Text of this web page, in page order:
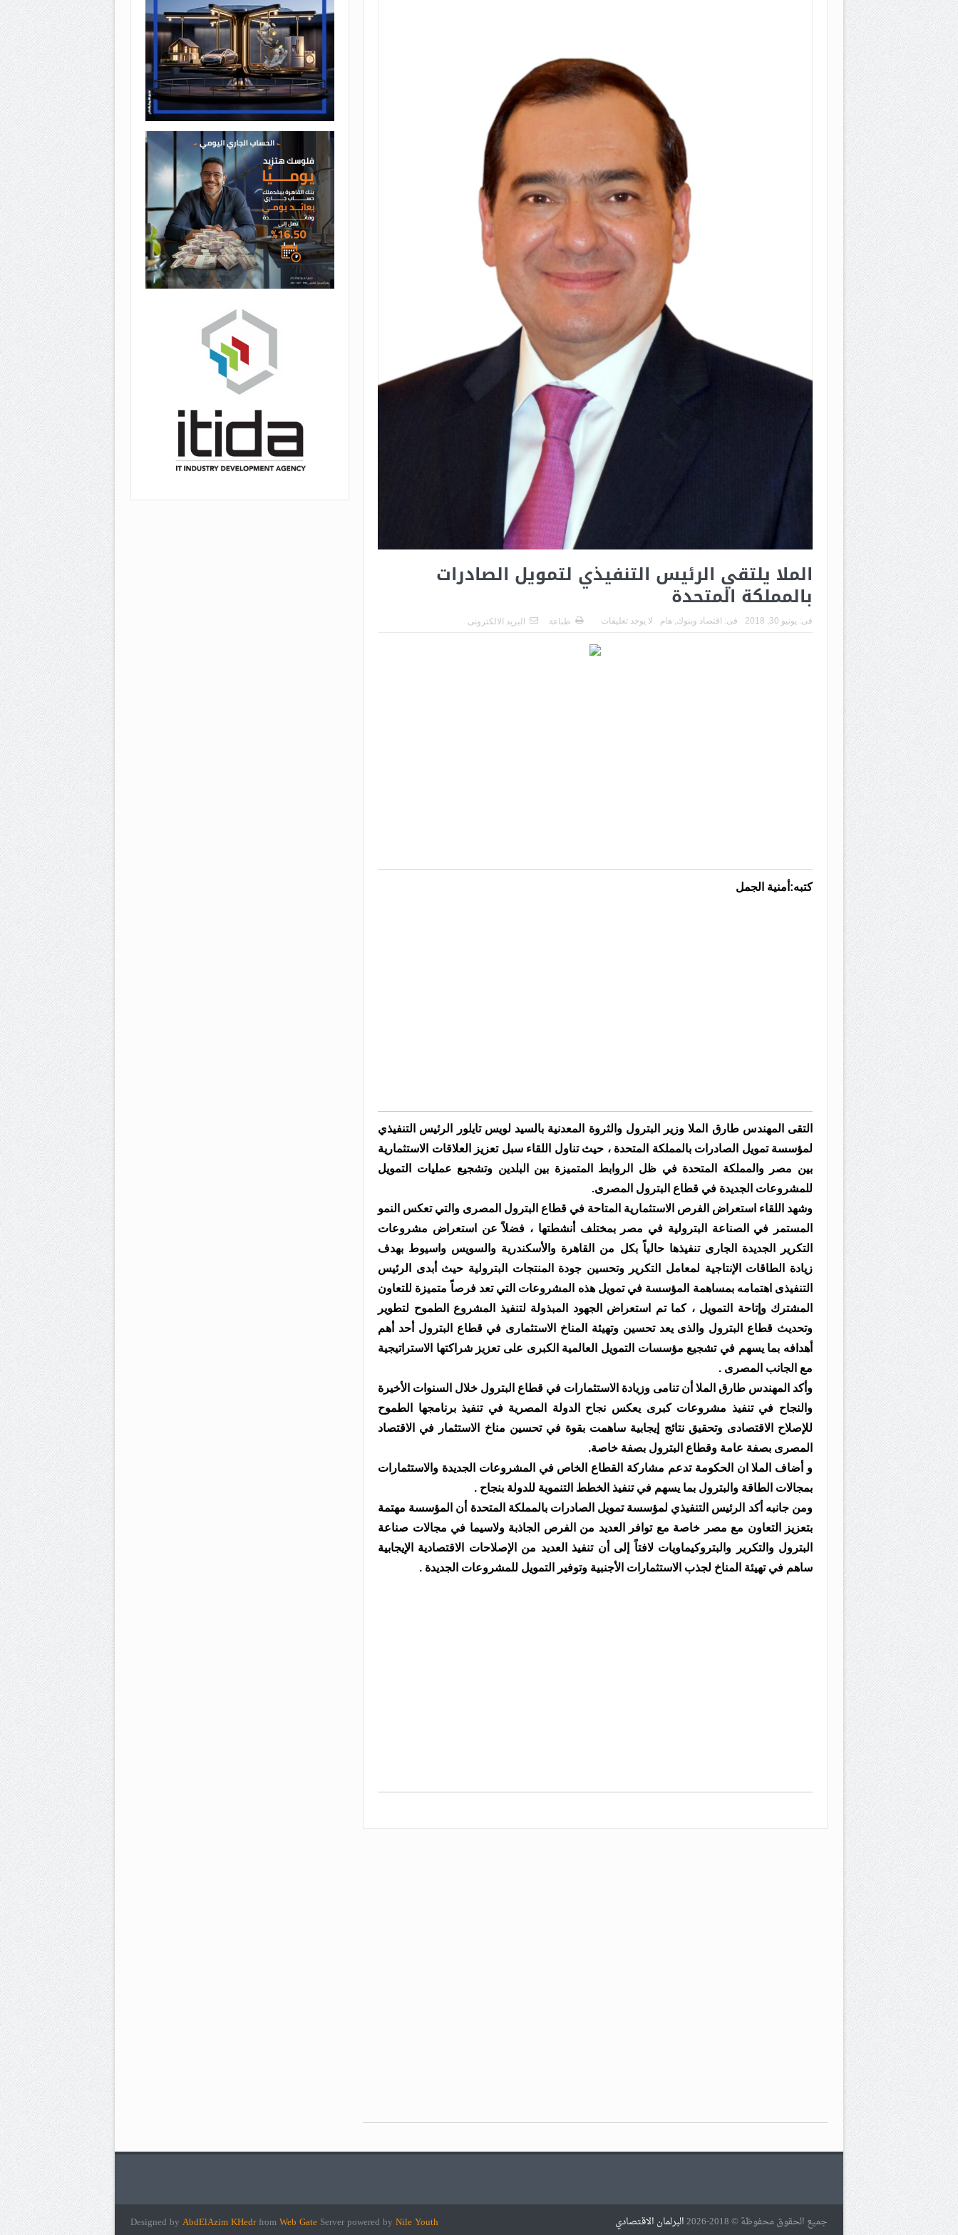
الملا يلتقي الرئيس التنفيذي لتمويل الصادرات
بالمملكة المتحدة
فى: يونيو 30, 2018 فى: اقتصاد وبنوك هام لا يوجد تعليقات طباعة البريد الالكترونى
كتبه:أمنية الجمل
التقى المهندس طارق الملا وزير البترول والثروة المعدنية بالسيد لويس تايلور الرئيس التنفيذي
لمؤسسة تمويل الصادرات بالمملكة المتحدة ، حيث تناول اللقاء سبل تعزيز العلاقات الاستثمارية
بين مصر والمملكة المتحدة في ظل الروابط المتميزة بين البلدين وتشجيع عمليات التمويل
للمشروعات الجديدة في قطاع البترول المصرى.
وشهد اللقاء استعراض الفرص الاستثمارية المتاحة في قطاع البترول المصرى والتي تعكس النمو
المستمر في الصناعة البترولية في مصر بمختلف أنشطتها ، فضلاً عن استعراض مشروعات
التكرير الجديدة الجارى تنفيذها حالياً بكل من القاهرة والأسكندرية والسويس واسيوط بهدف
زيادة الطاقات الإنتاجية لمعامل التكرير وتحسين جودة المنتجات البترولية حيث أبدى الرئيس
التنفيذى اهتمامه بمساهمة المؤسسة في تمويل هذه المشروعات التي تعد فرصاً متميزة للتعاون
المشترك وإتاحة التمويل ، كما تم استعراض الجهود المبذولة لتنفيذ المشروع الطموح لتطوير
وتحديث قطاع البترول والذى يعد تحسين وتهيئة المناخ الاستثمارى في قطاع البترول أحد أهم
أهدافه بما يسهم في تشجيع مؤسسات التمويل العالمية الكبرى على تعزيز شراكتها الاستراتيجية
مع الجانب المصرى .
وأكد المهندس طارق الملا أن تنامى وزيادة الاستثمارات في قطاع البترول خلال السنوات الأخيرة
والنجاح في تنفيذ مشروعات كبرى يعكس نجاح الدولة المصرية في تنفيذ برنامجها الطموح
للإصلاح الاقتصادى وتحقيق نتائج إيجابية ساهمت بقوة في تحسين مناخ الاستثمار في الاقتصاد
المصرى بصفة عامة وقطاع البترول بصفة خاصة.
و أضاف الملا ان الحكومة تدعم مشاركة القطاع الخاص في المشروعات الجديدة والاستثمارات
بمجالات الطاقة والبترول بما يسهم في تنفيذ الخطط التنموية للدولة بنجاح .
ومن جانبه أكد الرئيس التنفيذي لمؤسسة تمويل الصادرات بالمملكة المتحدة أن المؤسسة مهتمة
بتعزيز التعاون مع مصر خاصة مع توافر العديد من الفرص الجاذبة ولاسيما في مجالات صناعة
البترول والتكرير والبتروكيماويات لافتاً إلى أن تنفيذ العديد من الإصلاحات الاقتصادية الإيجابية
ساهم في تهيئة المناخ لجذب الاستثمارات الأجنبية وتوفير التمويل للمشروعات الجديدة .
جميع الحقوق محفوظة © 2018-2026 البرلمان الاقتصادي Designed by AbdElAzim KHedrfromWeb Gate Server powered by Nile Youth